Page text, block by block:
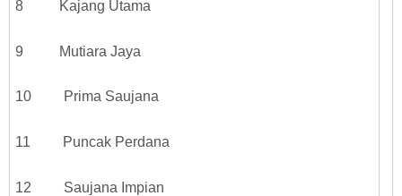
8 Kajang Utama
9 Mutiara Jaya
10 Prima Saujana
11 Puncak Perdana
12 Saujana Impian